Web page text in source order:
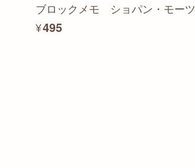
ブロックメモ ショパン・モー
¥495